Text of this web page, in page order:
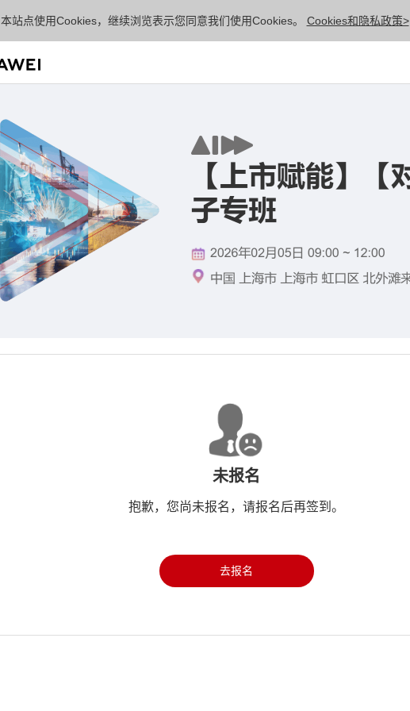
本站点使用Cookies，继续浏览表示您同意我们使用Cookies。 Cookies和隐私政策>
未报名
抱歉，您尚未报名，请报名后再签到。
去报名